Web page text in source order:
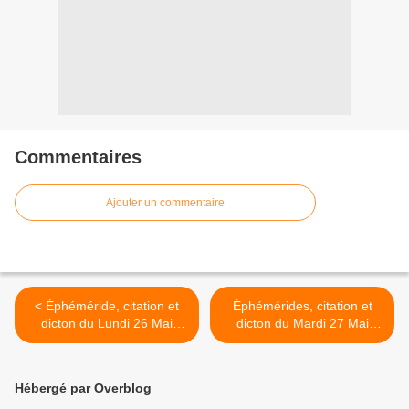
Commentaires
Ajouter un commentaire
< Éphéméride, citation et
dicton du Lundi 26 Mai
2025
Éphémérides, citation et
dicton du Mardi 27 Mai
2025 >
Hébergé par Overblog